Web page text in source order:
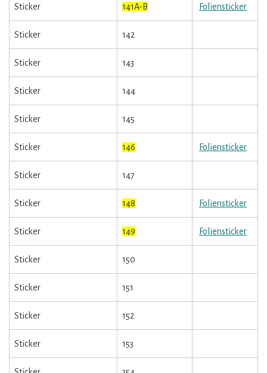
Sticker 141A-B Foliensticker
Sticker 142
Sticker 143
Sticker 144
Sticker 145
Sticker 146 Foliensticker
Sticker 147
Sticker 148 Foliensticker
Sticker 149 Foliensticker
Sticker 150
Sticker 151
Sticker 152
Sticker 153